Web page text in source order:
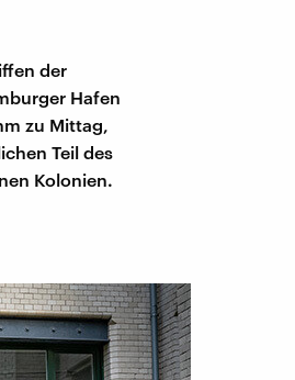
der
Hafen
zu Mittag,
Teil des
Kolonien.